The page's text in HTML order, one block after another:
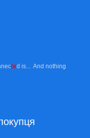
ted is... And nothing